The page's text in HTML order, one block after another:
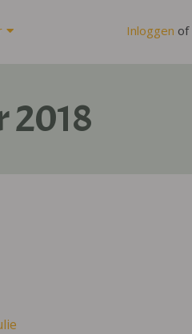
Inloggen of
2018